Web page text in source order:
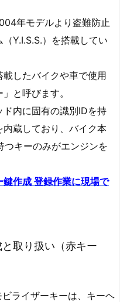
年モデルより盗難防止
Y.I.S.S.）を搭載してい
したバイクや車で使用
と呼びます。
内に固有の識別IDを持
蔵しており、バイク本
キーのみがエンジンを
作成 登録作業に現場で
取り扱い（赤キー
ライザーキーは、キーヘ